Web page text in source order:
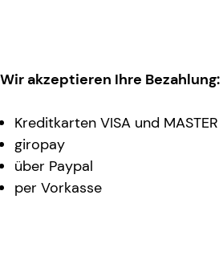
Wir akzeptieren Ihre Bezahlung:
Kreditkarten VISA und MASTER
giropay
über Paypal
per Vorkasse